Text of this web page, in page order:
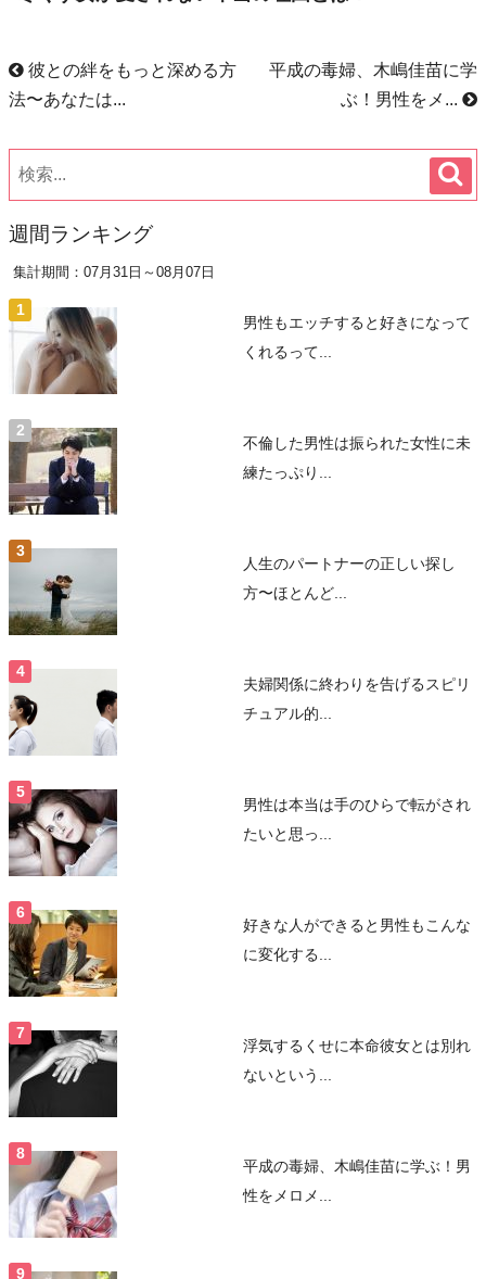
彼との絆をもっと深める方
法〜あなたは...
平成の毒婦、木嶋佳苗に学
ぶ！男性をメ...
週間ランキング
集計期間：07月31日～08月07日
男性もエッチすると好きになって
くれるって...
不倫した男性は振られた女性に未
練たっぷり...
人生のパートナーの正しい探し
方〜ほとんど...
夫婦関係に終わりを告げるスピリ
チュアル的...
男性は本当は手のひらで転がされ
たいと思っ...
好きな人ができると男性もこんな
に変化する...
浮気するくせに本命彼女とは別れ
ないという...
平成の毒婦、木嶋佳苗に学ぶ！男
性をメロメ...